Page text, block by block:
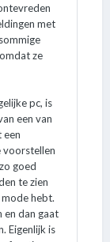
met
ze
pc, is
een van
een
voorstellen
goed
te zien
hebt.
en dan gaat
Eigenlijk is